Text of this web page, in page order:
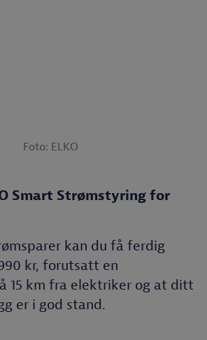
Foto: ELKO
Smart Strømstyring for
kan du få ferdig
kr, forutsatt en
15 km fra elektriker og at ditt
er i god stand.